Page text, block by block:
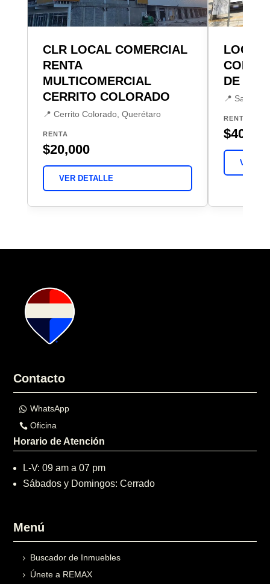
CLR LOCAL COMERCIAL
RENTA
MULTICOMERCIAL
CERRITO COLORADO
📍 Cerrito Colorado, Querétaro
RENTA
$20,000
VER DETALLE
LOCAL
DE LA
📍 San
RENTA
$40,000
VER
Contacto
WhatsApp
Oficina
Horario de Atención
L-V: 09 am a 07 pm
Sábados y Domingos: Cerrado
Menú
Buscador de Inmuebles
Únete a REMAX